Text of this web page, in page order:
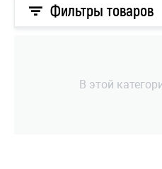
Фильтры товаров
В этой